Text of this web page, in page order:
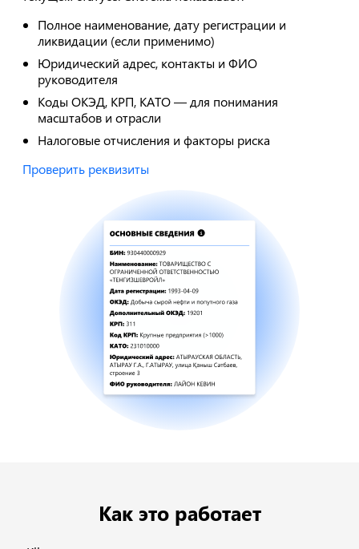
Полное наименование, дату регистрации и
ликвидации (если применимо)
Юридический адрес, контакты и ФИО
руководителя
Коды ОКЭД, КРП, КАТО — для понимания
масштабов и отрасли
Налоговые отчисления и факторы риска
Проверить реквизиты
Как это работает